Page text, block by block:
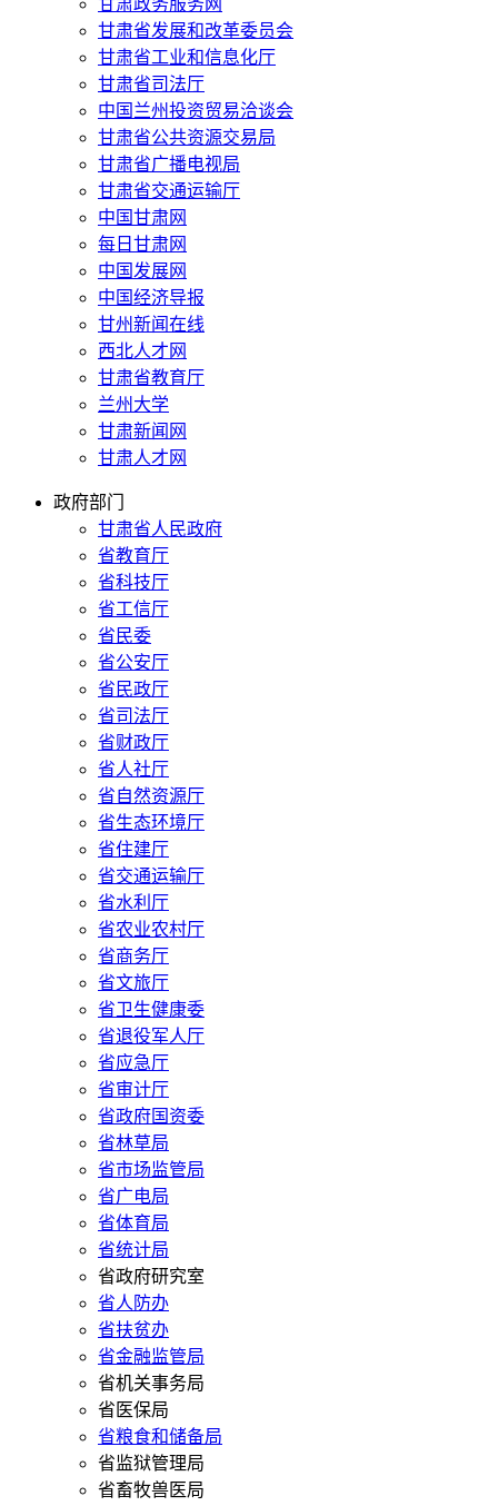
甘肃省发展和改革委员会
甘肃省工业和信息化厅
甘肃省司法厅
中国兰州投资贸易洽谈会
甘肃省公共资源交易局
甘肃省广播电视局
甘肃省交通运输厅
中国甘肃网
每日甘肃网
中国发展网
中国经济导报
甘州新闻在线
西北人才网
甘肃省教育厅
兰州大学
甘肃新闻网
甘肃人才网
政府部门
甘肃省人民政府
省教育厅
省科技厅
省工信厅
省民委
省公安厅
省民政厅
省司法厅
省财政厅
省人社厅
省自然资源厅
省生态环境厅
省住建厅
省交通运输厅
省水利厅
省农业农村厅
省商务厅
省文旅厅
省卫生健康委
省退役军人厅
省应急厅
省审计厅
省政府国资委
省林草局
省市场监管局
省广电局
省体育局
省统计局
省政府研究室
省人防办
省扶贫办
省金融监管局
省机关事务局
省医保局
省粮食和储备局
省监狱管理局
省畜牧兽医局